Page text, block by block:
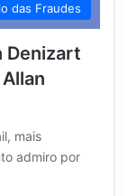
das Fraudes
Denizart
mais
admiro por